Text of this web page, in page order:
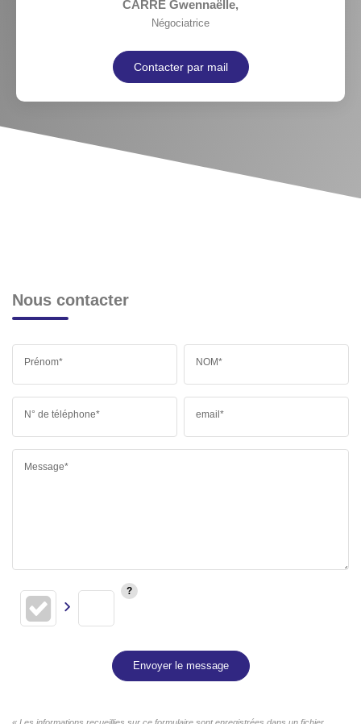
CARRE Gwennaëlle,
Négociatrice
Contacter par mail
Nous contacter
Prénom* NOM*
N° de téléphone* email*
Message*
Envoyer le message